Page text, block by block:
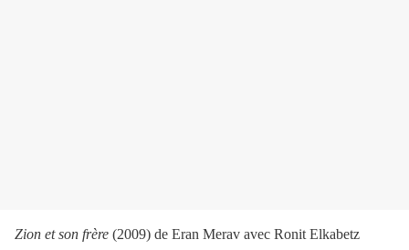
Zion et son frère (2009) de Eran Merav avec Ronit Elkabetz